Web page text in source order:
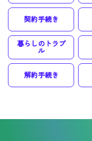
契約手続き
暮らしのトラブ
ル
解約手続き